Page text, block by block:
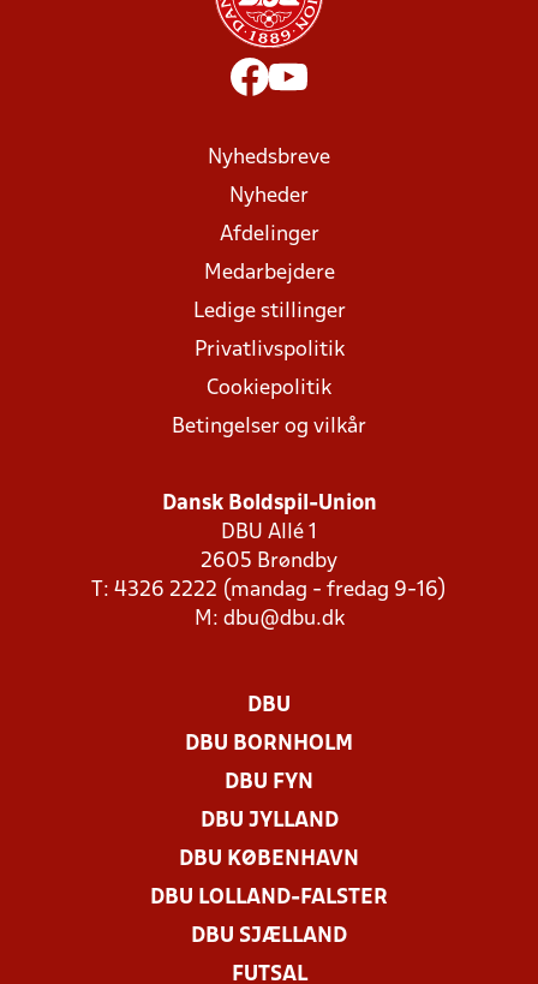
Nyhedsbreve
Nyheder
Afdelinger
Medarbejdere
Ledige stillinger
Privatlivspolitik
Cookiepolitik
Betingelser og vilkår
Dansk Boldspil-Union
DBU Allé 1
2605 Brøndby
T: 4326 2222 (mandag - fredag 9-16)
M: dbu@dbu.dk
DBU
DBU BORNHOLM
DBU FYN
DBU JYLLAND
DBU KØBENHAVN
DBU LOLLAND-FALSTER
DBU SJÆLLAND
FUTSAL